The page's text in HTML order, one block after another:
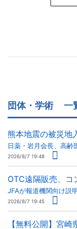
団体・学術 一
熊本地震の被災地
日薬・岩月会長、高齢
2026/8/7 19:48
OTC遠隔販売、コ
JFAが報道機関向け説
2026/8/7 19:45
【無料公開】宮